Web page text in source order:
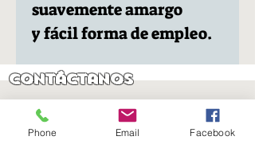
suavemente amargo
y fácil forma de empleo.
Contáctanos
Lunes a Jueves
8:00 a 17:00 Hrs.
Viernes
Phone Email Facebook